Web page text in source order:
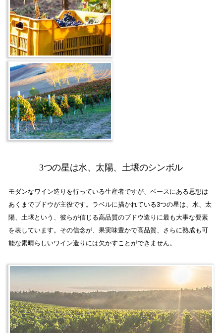
3つの星は水、太陽、土壌のシンボル
モダンなワイン造りを行っている生産者ですが、ベースにある思想は
あくまでブドウが主役です。ラベルに描かれている3つの星は、水、太
陽、土壌という、彼らが信じる高品質のブドウ造りに最も大事な要素
を表しています。その信念が、果実味豊かで高品質、さらに熟成も可
能な素晴らしいワイン造りには欠かすことができません。